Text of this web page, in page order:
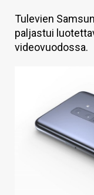
HINTA.FI
KAUPPA
HAKU
Tulevien
paljastui
videovuodossa.